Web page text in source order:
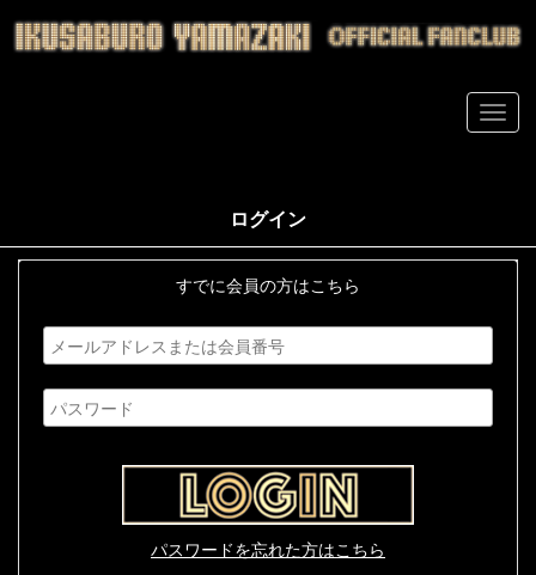
ログイン
すでに会員の方はこちら
パスワードを忘れた方はこちら